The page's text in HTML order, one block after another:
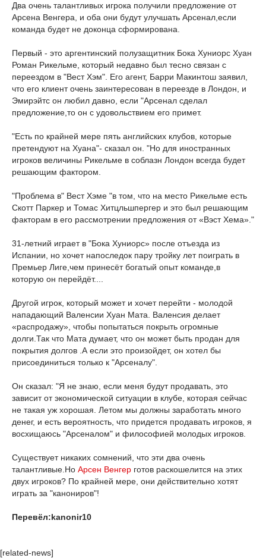
Два очень талантливых игрока получили предложение от
Арсена Венгера, и оба они будут улучшать Арсенал,если
команда будет не доконца сформирована.
Первый - это аргентинский полузащитник Бока Хуниорс Хуан
Роман Рикельме, который недавно был тесно связан с
переездом в "Вест Хэм". Его агент, Барри Макинтош заявил,
что его клиент очень заинтересован в переезде в Лондон, и
Эмирэйтс он любил давно, если "Арсенал сделал
предложение,то он с удовольствием его примет.
"Есть по крайней мере пять английских клубов, которые
претендуют на Хуана"- сказал он. "Но для иностранных
игроков величины Рикельме в соблазн Лондон всегда будет
решающим фактором.
"Проблема в" Вест Хэме "в том, что на место Рикельме есть
Скотт Паркер и Томас Хитцльшпергер и это был решающим
факторам в его рассмотрении предложения от «Вэст Хема»."
31-летний играет в "Бока Хуниорс» после отъезда из
Испании, но хочет напоследок пару тройку лет поиграть в
Премьер Лиге,чем принесёт богатый опыт команде,в
которую он перейдёт....
Другой игрок, который может и хочет перейти - молодой
нападающий Валенсии Хуан Мата. Валенсия делает
«распродажу», чтобы попытаться покрыть огромные
долги.Так что Мата думает, что он может быть продан для
покрытия долгов .А если это произойдет, он хотел бы
присоединиться только к "Арсеналу".
Он сказал: "Я не знаю, если меня будут продавать, это
зависит от экономической ситуации в клубе, которая сейчас
не такая уж хорошая. Летом мы должны заработать много
денег, и есть вероятность, что придется продавать игроков, я
восхищаюсь "Арсеналом" и философией молодых игроков.
Существует никаких сомнений, что эти два очень
талантливые.Но Арсен Венгер готов раскошелится на этих
двух игроков? По крайней мере, они действительно хотят
играть за "канониров"!
Перевёл:kanonir10
[related-news]